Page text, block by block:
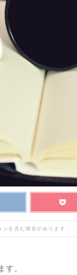
を含む場合があります
す。